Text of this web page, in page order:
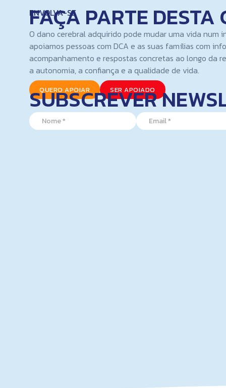
ENVOLVA-SE
FAÇA PARTE DESTA
O dano cerebral adquirido pode mudar uma vida num
apoiamos pessoas com DCA e as suas famílias com
acompanhamento e respostas concretas ao longo da
a autonomia, a confiança e a qualidade de vida.
QUERO APOIAR SER APOIADO
SUBSCREVER
*
N
a
N
a
E
m